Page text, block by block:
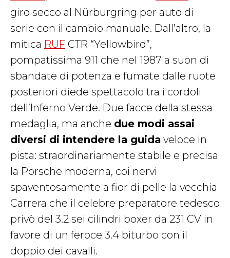
giro secco al Nürburgring per auto di
serie con il cambio manuale. Dall’altro, la
mitica RUF CTR “Yellowbird”,
pompatissima 911 che nel 1987 a suon di
sbandate di potenza e fumate dalle ruote
posteriori diede spettacolo tra i cordoli
dell’Inferno Verde. Due facce della stessa
medaglia, ma anche due modi assai
diversi di intendere la guida veloce in
pista: straordinariamente stabile e precisa
la Porsche moderna, coi nervi
spaventosamente a fior di pelle la vecchia
Carrera che il celebre preparatore tedesco
privò del 3.2 sei cilindri boxer da 231 CV in
favore di un feroce 3.4 biturbo con il
doppio dei cavalli.